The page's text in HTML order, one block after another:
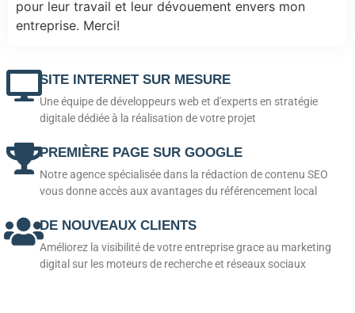
pour leur travail et leur dévouement envers mon
entreprise. Merci!
SITE INTERNET SUR MESURE
Une équipe de développeurs web et d'experts en stratégie
digitale dédiée à la réalisation de votre projet
PREMIÈRE PAGE SUR GOOGLE
Notre agence spécialisée dans la rédaction de contenu SEO
vous donne accès aux avantages du référencement local
DE NOUVEAUX CLIENTS
Améliorez la visibilité de votre entreprise grace au marketing
digital sur les moteurs de recherche et réseaux sociaux